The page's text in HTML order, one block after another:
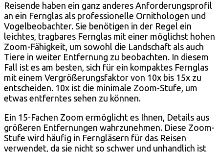
Reisende haben ein ganz anderes Anforderungsprofil
an ein Fernglas als professionelle Ornithologen und
Vogelbeobachter. Sie benötigen in der Regel ein
leichtes, tragbares Fernglas mit einer möglichst hohen
Zoom-Fähigkeit, um sowohl die Landschaft als auch
Tiere in weiter Entfernung zu beobachten. In diesem
Fall ist es am besten, sich für ein kompaktes Fernglas
mit einem Vergrößerungsfaktor von 10x bis 15x zu
entscheiden. 10x ist die minimale Zoom-Stufe, um
etwas entferntes sehen zu können.
Ein 15-Fachen Zoom ermöglicht es Ihnen, Details aus
größeren Entfernungen wahrzunehmen. Diese Zoom-
Stufe wird häufig in Ferngläsern für das Reisen
verwendet, da sie nicht so schwer und unhandlich ist